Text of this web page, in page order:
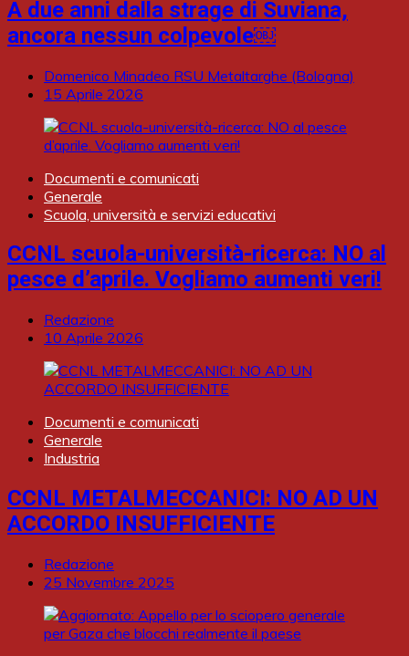
A due anni dalla strage di Suviana,
ancora nessun colpevole￼
Domenico Minadeo RSU Metaltarghe (Bologna)
15 Aprile 2026
Documenti e comunicati
Generale
Scuola, università e servizi educativi
CCNL scuola-università-ricerca: NO al
pesce d’aprile. Vogliamo aumenti veri!
Redazione
10 Aprile 2026
Documenti e comunicati
Generale
Industria
CCNL METALMECCANICI: NO AD UN
ACCORDO INSUFFICIENTE
Redazione
25 Novembre 2025